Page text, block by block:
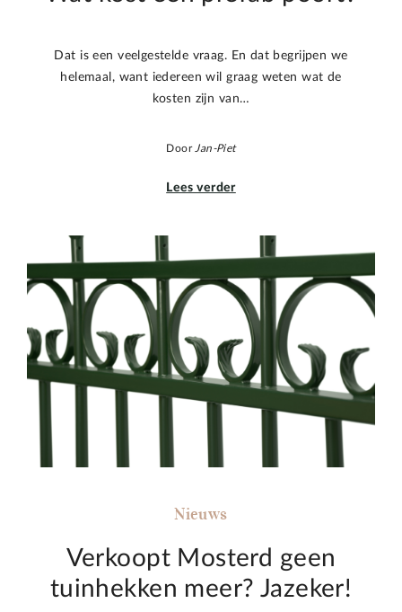
Dat is een veelgestelde vraag. En dat begrijpen we
helemaal, want iedereen wil graag weten wat de
kosten zijn van…
Door Jan-Piet
Lees verder
Nieuws
Verkoopt Mosterd geen
tuinhekken meer? Jazeker!